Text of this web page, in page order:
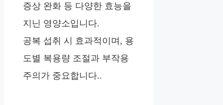
증상 완화 등 다양한 효능을
지닌 영양소입니다.
공복 섭취 시 효과적이며, 용
도별 복용량 조절과 부작용
주의가 중요합니다..